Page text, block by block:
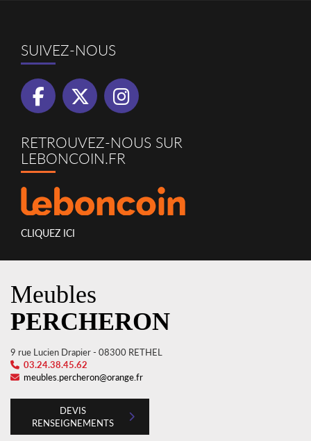
SUIVEZ-NOUS
RETROUVEZ-NOUS SUR
LEBONCOIN.FR
CLIQUEZ ICI
Meubles
PERCHERON
9 rue Lucien Drapier - 08300 RETHEL
03.24.38.45.62
meubles.percheron@orange.fr
DEVIS
RENSEIGNEMENTS